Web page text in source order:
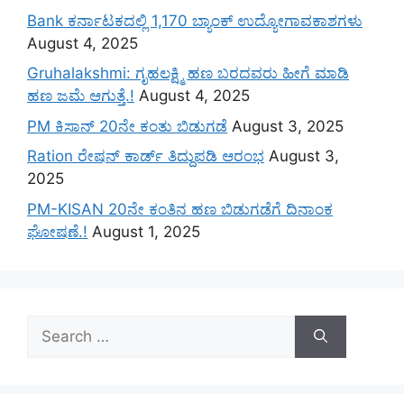
Bank ಕರ್ನಾಟಕದಲ್ಲಿ 1,170 ಬ್ಯಾಂಕ್ ಉದ್ಯೋಗಾವಕಾಶಗಳು
August 4, 2025
Gruhalakshmi: ಗೃಹಲಕ್ಷ್ಮಿ ಹಣ ಬರದವರು ಹೀಗೆ ಮಾಡಿ
ಹಣ ಜಮೆ‌ ಆಗುತ್ತೆ.! August 4, 2025
PM ಕಿಸಾನ್ 20ನೇ ಕಂತು ಬಿಡುಗಡೆ August 3, 2025
Ration ರೇಷನ್ ಕಾರ್ಡ್ ತಿದ್ದುಪಡಿ ಆರಂಭ August 3,
2025
PM-KISAN 20ನೇ ಕಂತಿನ ಹಣ ಬಿಡುಗಡೆಗೆ ದಿನಾಂಕ
ಘೋಷಣೆ.! August 1, 2025
for: